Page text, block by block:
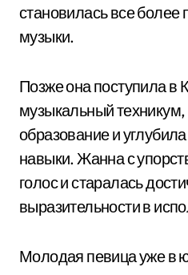
становилась все более
музыки.
Позже она поступила в
музыкальный
образование и
навыки. Жанна с
голос и старалась
выразительности в
Молодая певица уже в